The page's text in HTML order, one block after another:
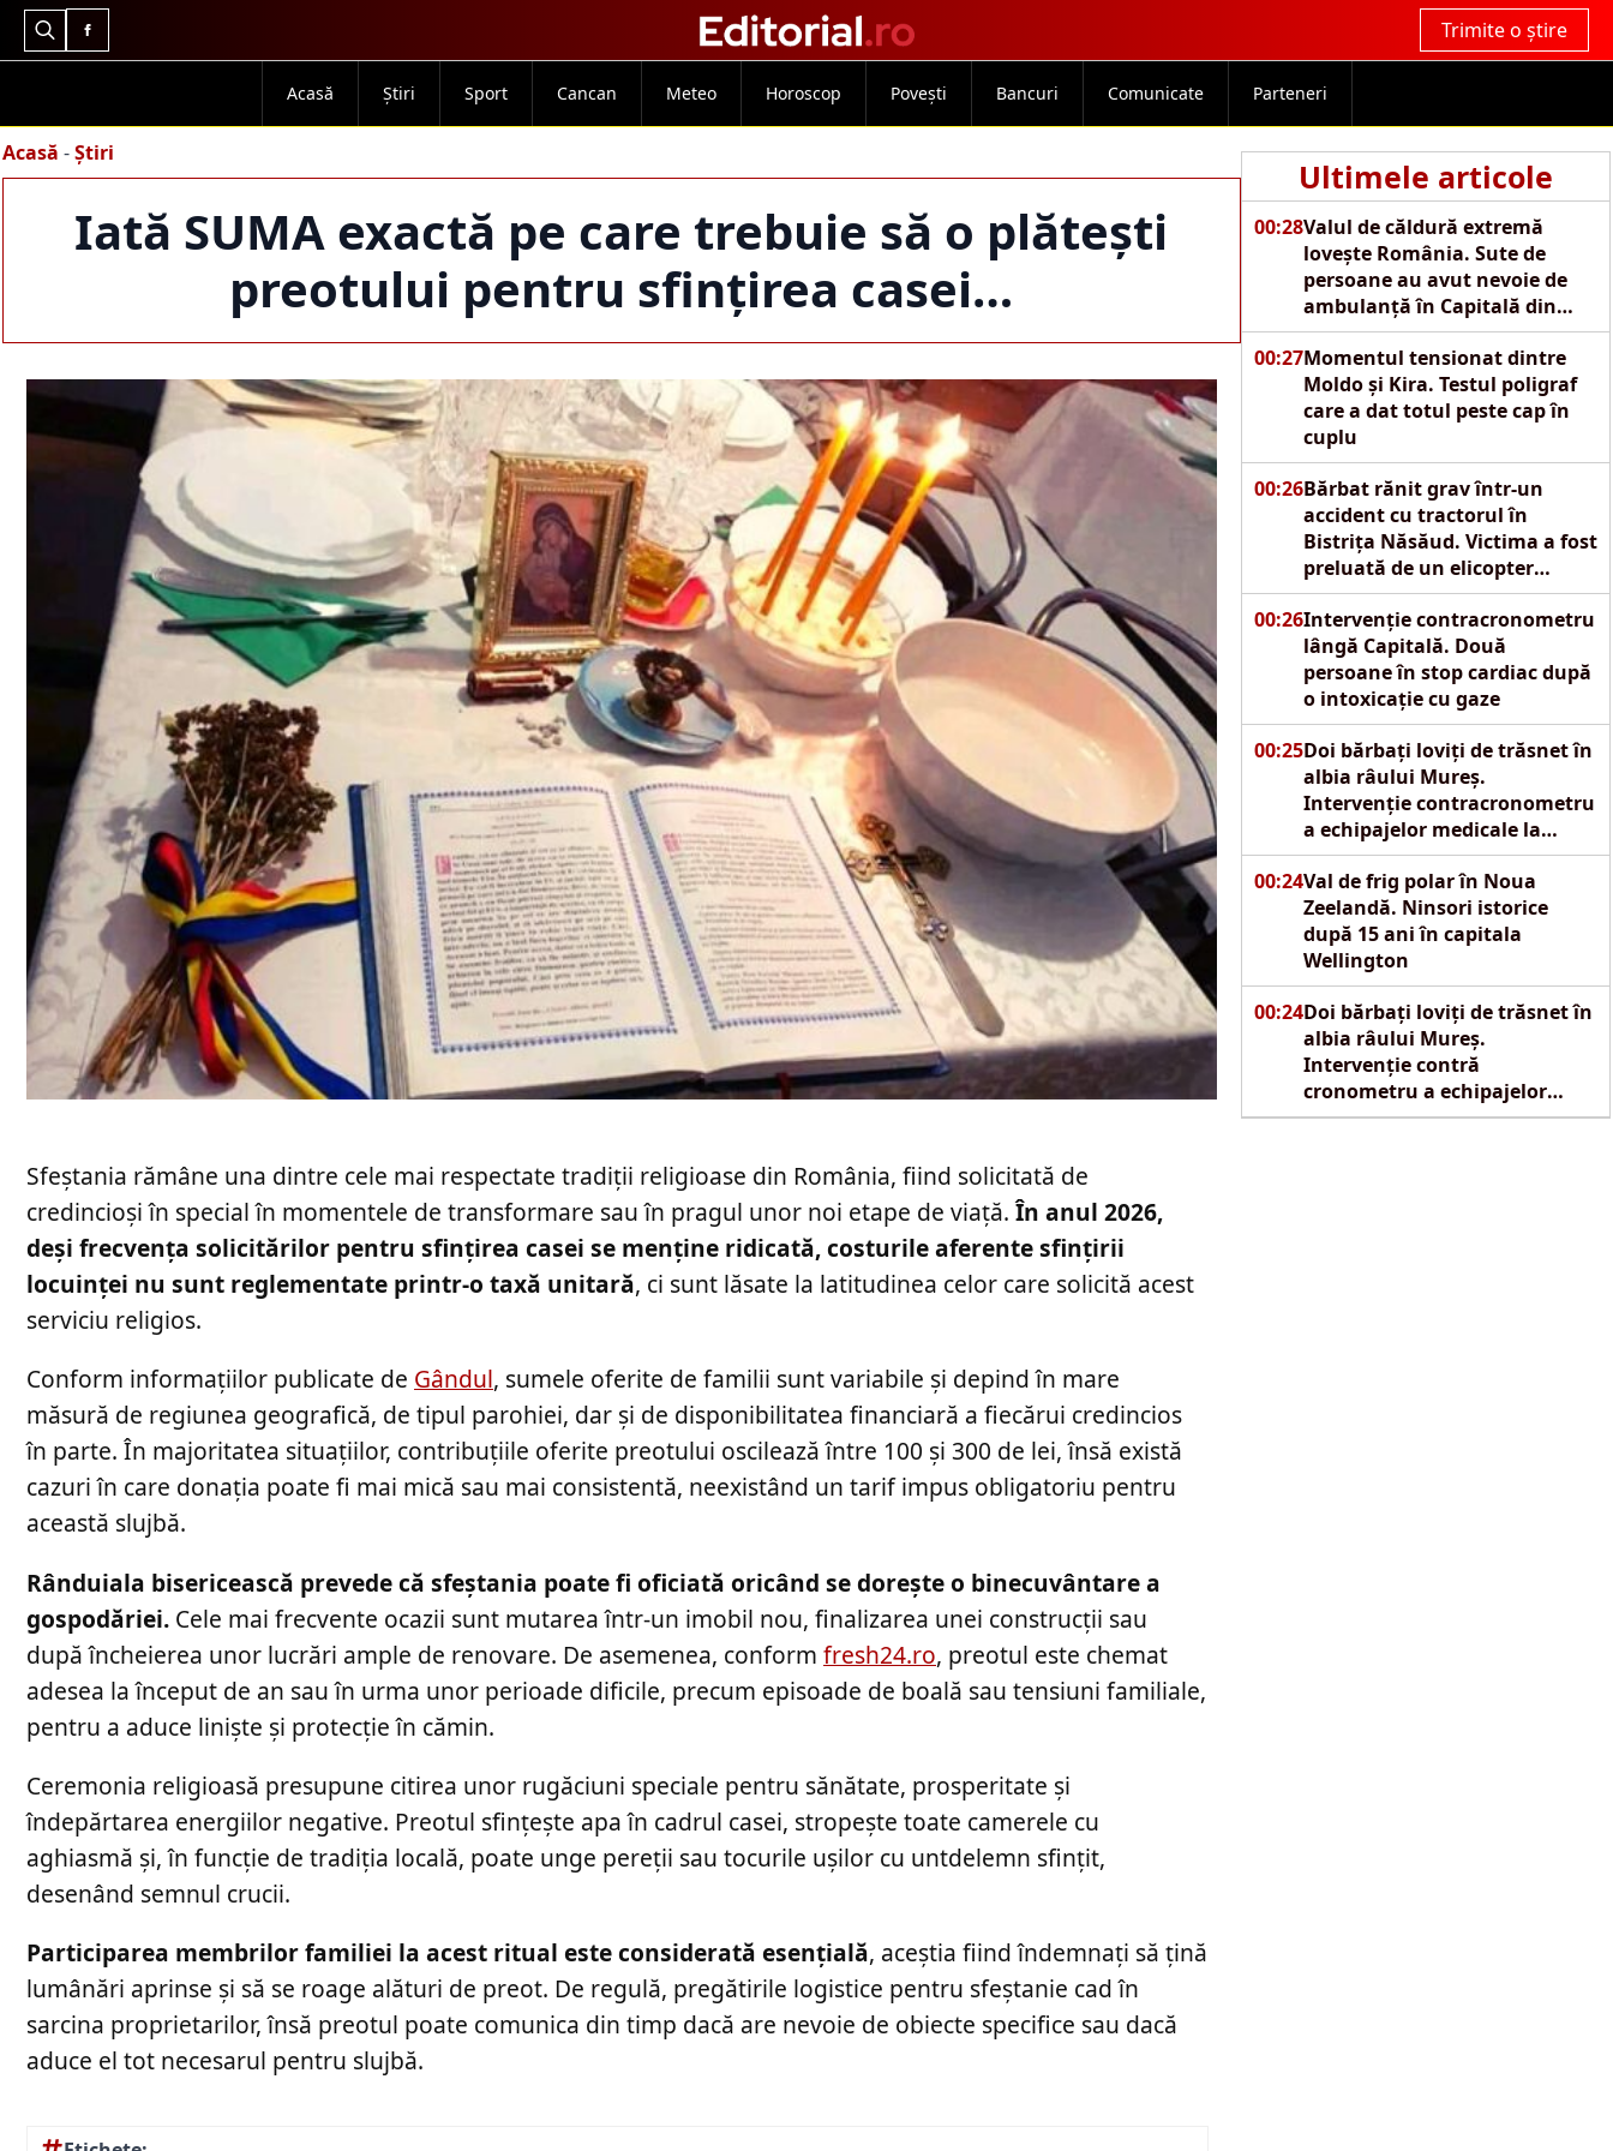
Search
Trimite o știre
Acasă Știri Sport Cancan Meteo Horoscop Povești Bancuri Comunicate Parteneri
Acasă -Știri
Iată SUMA exactă pe care trebuie să o plătești
preotului pentru sfințirea casei…
Ultimele articole
00:28Valul de căldură extremă
lovește România. Sute de
persoane au avut nevoie de
ambulanță în Capitală din
cauza caniculei
00:27Momentul tensionat dintre
Moldo și Kira. Testul poligraf
care a dat totul peste cap în
cuplu
00:26Bărbat rănit grav într-un
accident cu tractorul în
Bistrița Năsăud. Victima a fost
preluată de un elicopter
SMURD
00:26Intervenție contracronometru
lângă Capitală. Două
persoane în stop cardiac după
o intoxicație cu gaze
00:25Doi bărbați loviți de trăsnet în
albia râului Mureș.
Intervenție contracronometru
a echipajelor medicale la
Reghin
00:24Val de frig polar în Noua
Zeelandă. Ninsori istorice
după 15 ani în capitala
Wellington
00:24Doi bărbați loviți de trăsnet în
albia râului Mureș.
Intervenție contră
cronometru a echipajelor
SMURD la Reghin
Sfeștania rămâne una dintre cele mai respectate tradiții religioase din România, fiind solicitată de
credincioși în special în momentele de transformare sau în pragul unor noi etape de viață.În anul 2026,
deși frecvența solicitărilor pentru sfințirea casei se menține ridicată, costurile aferente sfințirii
locuinței nu sunt reglementate printr-o taxă unitară, ci sunt lăsate la latitudinea celor care solicită acest
serviciu religios.
Conform informațiilor publicate de Gândul, sumele oferite de familii sunt variabile și depind în mare
măsură de regiunea geografică, de tipul parohiei, dar și de disponibilitatea financiară a fiecărui credincios
în parte. În majoritatea situațiilor, contribuțiile oferite preotului oscilează între 100 și 300 de lei, însă există
cazuri în care donația poate fi mai mică sau mai consistentă, neexistând un tarif impus obligatoriu pentru
această slujbă.
Rânduiala bisericească prevede că sfeștania poate fi oficiată oricând se dorește o binecuvântare a
gospodăriei. Cele mai frecvente ocazii sunt mutarea într-un imobil nou, finalizarea unei construcții sau
după încheierea unor lucrări ample de renovare. De asemenea, conform fresh24.ro, preotul este chemat
adesea la început de an sau în urma unor perioade dificile, precum episoade de boală sau tensiuni familiale,
pentru a aduce liniște și protecție în cămin.
Ceremonia religioasă presupune citirea unor rugăciuni speciale pentru sănătate, prosperitate și
îndepărtarea energiilor negative. Preotul sfințește apa în cadrul casei, stropește toate camerele cu
aghiasmă și, în funcție de tradiția locală, poate unge pereții sau tocurile ușilor cu untdelemn sfințit,
desenând semnul crucii.
Participarea membrilor familiei la acest ritual este considerată esențială, aceștia fiind îndemnați să țină
lumânări aprinse și să se roage alături de preot. De regulă, pregătirile logistice pentru sfeștanie cad în
sarcina proprietarilor, însă preotul poate comunica din timp dacă are nevoie de obiecte specifice sau dacă
aduce el tot necesarul pentru slujbă.